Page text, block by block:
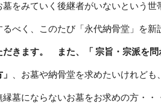
をみていく後継者がいないという世
べく、このたび「永代納骨堂」を新
きます。 また、「 宗旨・宗派を問
」 、お墓や納骨堂を求めたいけれども
墓にならないお墓をお求めの方・・